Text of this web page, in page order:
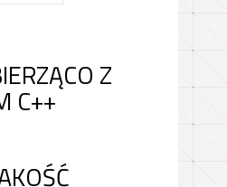
Z
C++